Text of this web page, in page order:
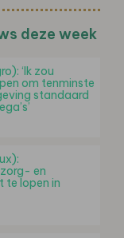
deze week
‘Ik zou
om tenminste
standaard
en
te lopen in